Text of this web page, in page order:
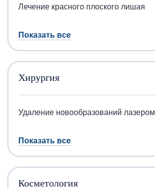
Лечение красного плоского лишая
Показать все
Хирургия
Удаление новообразований лазером
Показать все
Косметология